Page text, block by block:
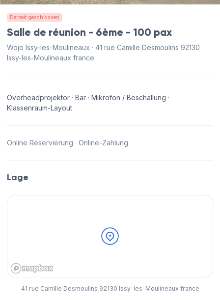
Derzeit geschlossen
Salle de réunion - 6ème - 100 pax
Wojo Issy-les-Moulineaux · 41 rue Camille Desmoulins 92130
Issy-les-Moulineaux france
Overheadprojektor · Bar · Mikrofon / Beschallung ·
Klassenraum-Layout
Online Reservierung · Online-Zahlung
Lage
41 rue Camille Desmoulins 92130 Issy-les-Moulineaux france